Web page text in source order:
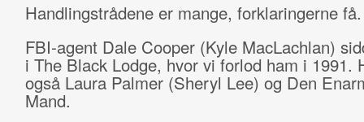
Handlingstrådene er mange, forklaringerne få.
FBI-agent Dale Cooper (Kyle MacLachlan)
i The Black Lodge, hvor vi forlod ham i 1991.
også Laura Palmer (Sheryl Lee) og Den
Mand.